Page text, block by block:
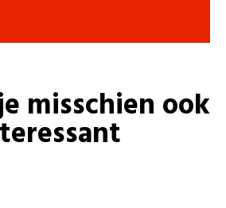
misschien ook